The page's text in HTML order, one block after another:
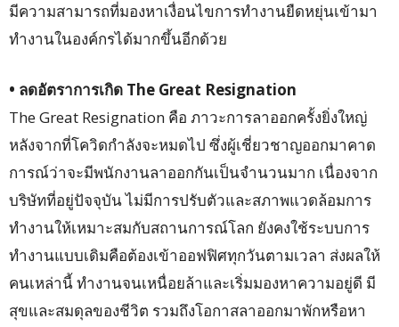
มีความสามารถที่มองหาเงื่อนไขการทำงานยืดหยุ่นเข้ามา
ทำงานในองค์กรได้มากขึ้นอีกด้วย
• ลดอัตราการเกิด The Great Resignation
The Great Resignation คือ ภาวะการลาออกครั้งยิ่งใหญ่
หลังจากที่โควิดกำลังจะหมดไป ซึ่งผู้เชี่ยวชาญออกมาคาด
การณ์ว่าจะมีพนักงานลาออกกันเป็นจำนวนมาก เนื่องจาก
บริษัทที่อยู่ปัจจุบัน ไม่มีการปรับตัวและสภาพแวดล้อมการ
ทำงานให้เหมาะสมกับสถานการณ์โลก ยังคงใช้ระบบการ
ทำงานแบบเดิมคือต้องเข้าออฟฟิศทุกวันตามเวลา ส่งผลให้
คนเหล่านี้ ทำงานจนเหนื่อยล้าและเริ่มมองหาความอยู่ดี มี
สุขและสมดุลของชีวิต รวมถึงโอกาสลาออกมาพักหรือหา